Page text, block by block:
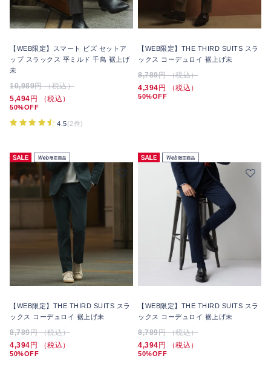
【WEB限定】スマート ビズ セットア
ップ スラックス 平ミルド 千鳥 裾上げ
未
10,989円 （税込）
5,494 円 （税込）
50%OFF
4.5(2件)
【WEB限定】THE THIRD SUITS スラ
ックス コーデュロイ 裾上げ未
8,789円 （税込）
4,394 円 （税込）
50%OFF
【WEB限定】THE THIRD SUITS スラ
ックス コーデュロイ 裾上げ未
8,789円 （税込）
4,394 円 （税込）
50%OFF
【WEB限定】THE THIRD SUITS スラ
ックス コーデュロイ 裾上げ未
8,789円 （税込）
4,394 円 （税込）
50%OFF